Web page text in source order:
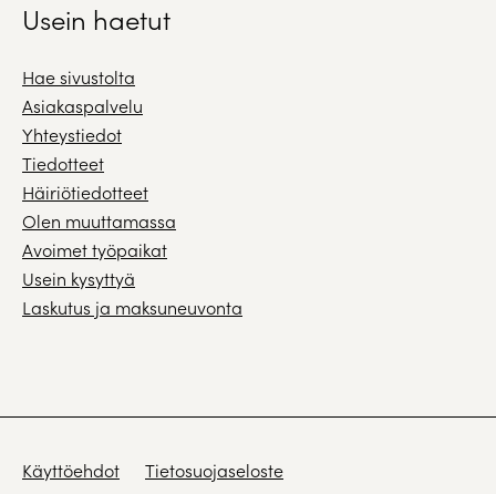
Usein haetut
Hae sivustolta
Asiakaspalvelu
Yhteystiedot
Tiedotteet
Häiriötiedotteet
Olen muuttamassa
Avoimet työpaikat
Usein kysyttyä
Laskutus ja maksuneuvonta
Käyttöehdot Tietosuojaseloste